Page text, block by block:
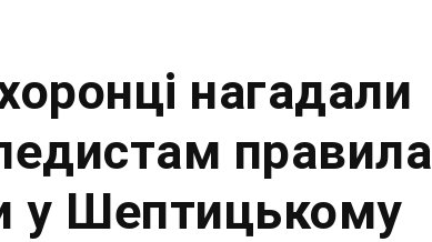
нагадали
правила
у Шептицькому